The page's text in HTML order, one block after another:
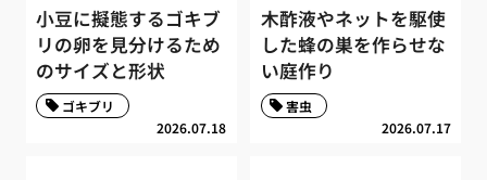
小豆に擬態するゴキブ
リの卵を見分けるため
のサイズと形状
2026.07.18
ゴキブリ
木酢液やネットを駆使
した蜂の巣を作らせな
い庭作り
2026.07.17
害虫